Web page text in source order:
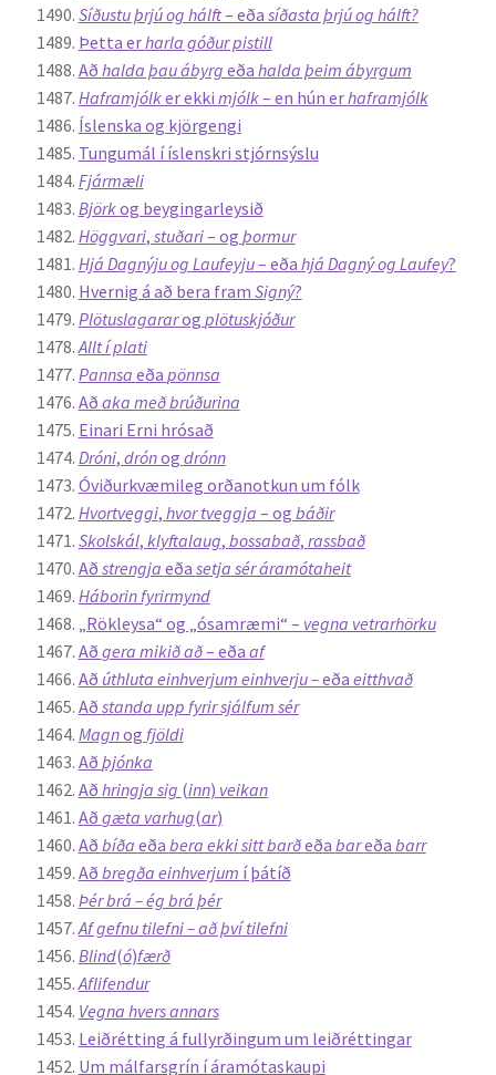
Síðustu þrjú og hálft– eða síðasta þrjú og hálft?
Þetta erharla góður pistill
Að halda þau ábyrg eða halda þeim ábyrgum
Haframjólker ekki mjólk– en hún erhaframjólk
Íslenska og kjörgengi
Tungumál í íslenskri stjórnsýslu
Fjármæli
Björkog beygingarleysið
Höggvari, stuðari– og þormur
Hjá Dagnýju og Laufeyju– eða hjá Dagný og Laufey?
Hvernig á að bera fram Signý?
Plötuslagararog plötuskjóður
Allt í plati
Pannsa eða pönnsa
Að aka með brúðurina
Einari Erni hrósað
Dróni, drónog drónn
Óviðurkvæmileg orðanotkun um fólk
Hvortveggi, hvor tveggja – og báðir
Skolskál, klyftalaug, bossabað, rassbað
Að strengja eða setja sér áramótaheit
Háborin fyrirmynd
„Rökleysa“ og „ósamræmi“ – vegna vetrarhörku
Að gera mikið að– eða af
Að úthluta einhverjum einhverju –eða eitthvað
Að standa upp fyrir sjálfum sér
Magnog fjöldi
Að þjónka
Að hringja sig (inn) veikan
Að gæta varhug(ar)
Að bíða eða bera ekki sitt barðeða bareða barr
Að bregða einhverjum í þátíð
Þér brá – ég brá þér
Af gefnu tilefni – að því tilefni
Blind(ó)færð
Aflifendur
Vegna hvers annars
Leiðrétting á fullyrðingum um leiðréttingar
Um málfarsgrín í áramótaskaupi